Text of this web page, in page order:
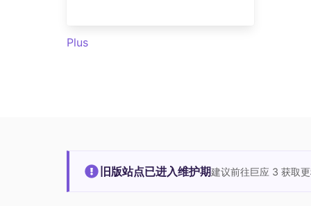
Plus
旧版站点已进入维护期建议前往巨应 3 获取更